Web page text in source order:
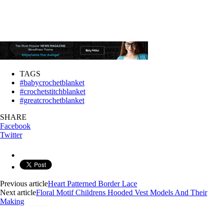
TAGS
#babycrochetblanket
#crochetstitchblanket
#greatcrochetblanket
SHARE
Facebook
Twitter
Previous articleHeart Patterned Border Lace
Next articleFloral Motif Childrens Hooded Vest Models And Their
Making